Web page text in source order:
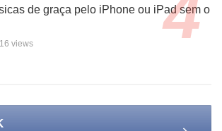
de graça pelo iPhone ou iPad sem o
views